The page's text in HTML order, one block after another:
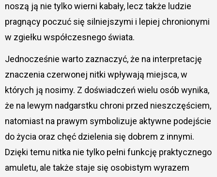
noszą ją nie tylko wierni kabały, lecz także ludzie
pragnący poczuć się silniejszymi i lepiej chronionymi
w zgiełku współczesnego świata.
Jednocześnie warto zaznaczyć, że na interpretację
znaczenia czerwonej nitki wpływają miejsca, w
których ją nosimy. Z doświadczeń wielu osób wynika,
że na lewym nadgarstku chroni przed nieszczęściem,
natomiast na prawym symbolizuje aktywne podejście
do życia oraz chęć dzielenia się dobrem z innymi.
Dzięki temu nitka nie tylko pełni funkcję praktycznego
amuletu, ale także staje się osobistym wyrazem